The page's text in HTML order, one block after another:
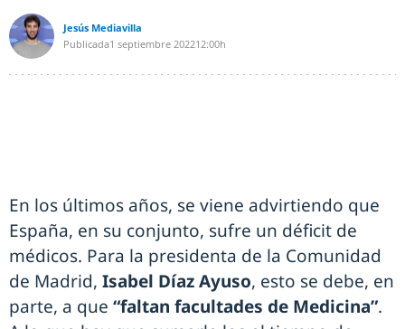
Jesús Mediavilla
Publicada1 septiembre 202212:00h
En los últimos años, se viene advirtiendo que
España, en su conjunto, sufre un déficit de
médicos. Para la presidenta de la Comunidad
de Madrid, Isabel Díaz Ayuso, esto se debe, en
parte, a que “faltan facultades de Medicina”.